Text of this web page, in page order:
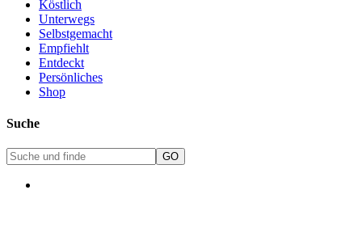
Köstlich
Unterwegs
Selbstgemacht
Empfiehlt
Entdeckt
Persönliches
Shop
Suche